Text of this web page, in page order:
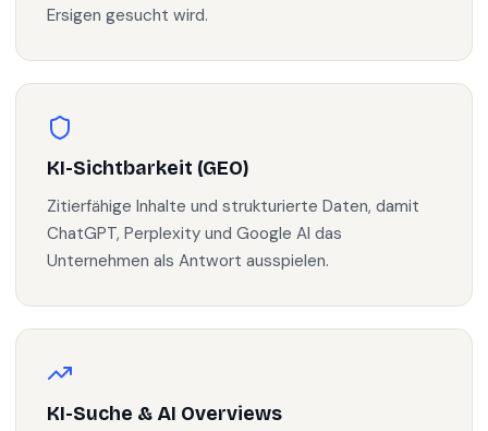
Ersigen gesucht wird.
KI-Sichtbarkeit (GEO)
Zitierfähige Inhalte und strukturierte Daten, damit
ChatGPT, Perplexity und Google AI das
Unternehmen als Antwort ausspielen.
KI-Suche & AI Overviews